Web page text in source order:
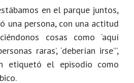
en el parque juntos,
una persona, con una actitud
cosas como ‘aquí
raras’, ‘deberían irse’”,
etiquetó el episodio como